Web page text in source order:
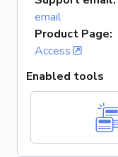
email
Product Page:
Access
Enabled tools